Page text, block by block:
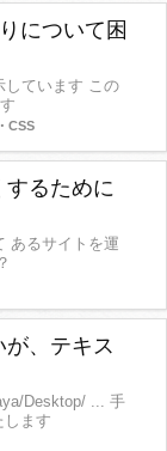
について困
ています この
CSS
るために
あるサイトを運
、テキス
Desktop/ ... 手
します